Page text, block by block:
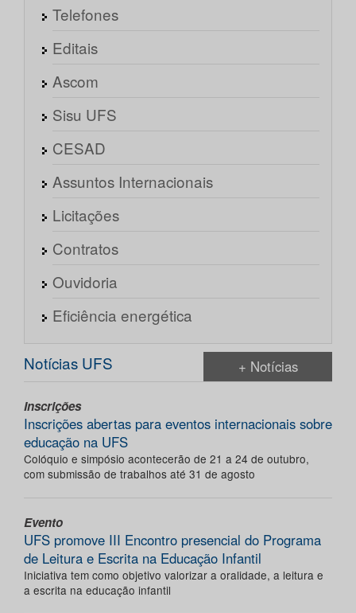
Telefones
Editais
Ascom
Sisu UFS
CESAD
Assuntos Internacionais
Licitações
Contratos
Ouvidoria
Eficiência energética
Notícias UFS + Notícias
Inscrições
Inscrições abertas para eventos internacionais sobre
educação na UFS
Colóquio e simpósio acontecerão de 21 a 24 de outubro,
com submissão de trabalhos até 31 de agosto
Evento
UFS promove III Encontro presencial do Programa
de Leitura e Escrita na Educação Infantil
Iniciativa tem como objetivo valorizar a oralidade, a leitura e
a escrita na educação infantil